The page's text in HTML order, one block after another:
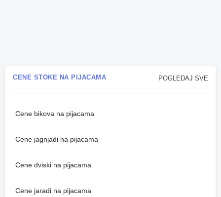
POGLEDAJ SVE
CENE STOKE NA PIJACAMA
Cene bikova na pijacama
Cene jagnjadi na pijacama
Cene dviski na pijacama
Cene jaradi na pijacama